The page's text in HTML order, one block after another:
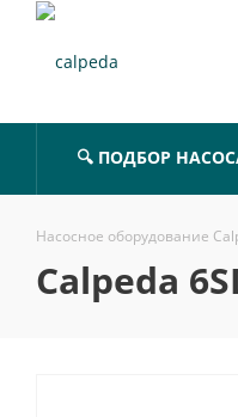
🔍 ПОДБОР
Насосное оборудование
Calpeda